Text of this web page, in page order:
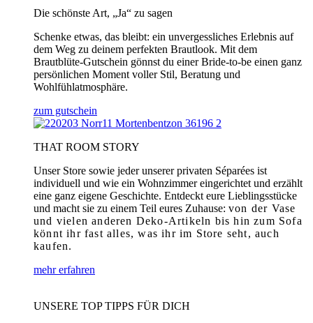
Die schönste Art, „Ja“ zu sagen
Schenke etwas, das bleibt: ein unvergessliches Erlebnis auf
dem Weg zu deinem perfekten Brautlook. Mit dem
Brautblüte-Gutschein gönnst du einer Bride-to-be einen ganz
persönlichen Moment voller Stil, Beratung und
Wohlfühlatmosphäre.
zum gutschein
THAT ROOM STORY
Unser Store sowie jeder unserer privaten Séparées ist
individuell und wie ein Wohnzimmer eingerichtet und erzählt
eine ganz eigene Geschichte. Entdeckt eure Lieblingsstücke
und macht sie zu einem Teil eures Zuhause: von der Vase
und vielen anderen Deko-Artikeln bis hin zum Sofa
könnt ihr fast alles, was ihr im Store seht, auch
kaufen.
mehr erfahren
UNSERE TOP TIPPS FÜR DICH